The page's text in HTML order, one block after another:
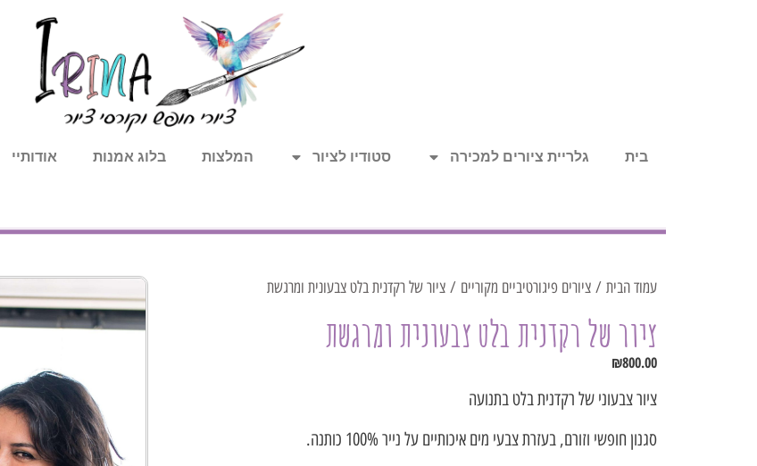
בית גלריית ציורים למכירה סטודיו לציור המלצות בלוג אמנות אודותיי
עמוד הבית / ציורים פיגורטיביים מקוריים / ציור של רקדנית בלט צבעונית ומרגשת
ציור של רקדנית בלט צבעונית ומרגשת
₪800.00
ציור צבעוני של רקדנית בלט בתנועה
סגנון חופשי וזורם, בעזרת צבעי מים איכותיים על נייר 100% כותנה.